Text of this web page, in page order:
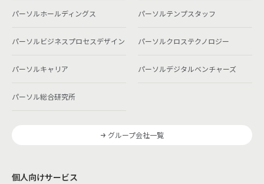
パーソルホールディングス パーソルテンプスタッフ
パーソルビジネスプロセスデザイン パーソルクロステクノロジー
パーソルキャリア パーソルデジタルベンチャーズ
パーソル総合研究所
グループ会社一覧
個人向けサービス